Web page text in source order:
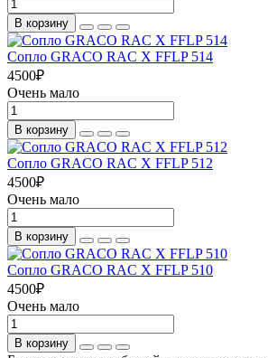
В корзину
Сопло GRACO RAC X FFLP 514
4500₽
Очень мало
В корзину
Сопло GRACO RAC X FFLP 512
4500₽
Очень мало
В корзину
Сопло GRACO RAC X FFLP 510
4500₽
Очень мало
В корзину